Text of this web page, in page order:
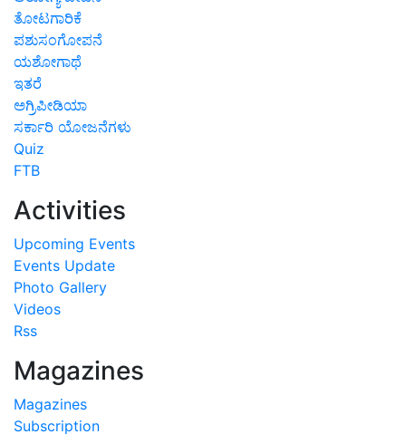
ತೋಟಗಾರಿಕೆ
ಪಶುಸಂಗೋಪನೆ
ಯಶೋಗಾಥೆ
ಇತರೆ
ಅಗ್ರಿಪೀಡಿಯಾ
ಸರ್ಕಾರಿ ಯೋಜನೆಗಳು
Quiz
FTB
Activities
Upcoming Events
Events Update
Photo Gallery
Videos
Rss
Magazines
Magazines
Subscription